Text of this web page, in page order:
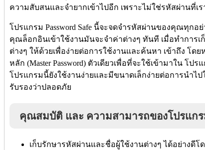
ความสับสนและจำยากเข้าไปอีก เพราะไม่ใช่รหัสผ่านที่เร
โปรแกรม Password Safe นี้จะจดจำรหัสผ่านของคุณทุกอ
คุณล็อกอินเข้าใช้งานมันจะจำค่าต่างๆ ทันที เมื่อทำการ
ต่างๆ ให้ด้วยเพื่อง่ายต่อการใช้งานและค้นหา เข้าถึง โด
หลัก (Master Password) ตัวเดียวเพื่อที่จะใช้เข้ามาใน โป
โปรแกรมนี้ยังใช้งานง่ายและมีขนาดเล็กง่ายต่อการนำไ
รับรองว่าปลอดภัย
คุณสมบัติ และ ความสามารถของโปรแกร
เก็บรักษารหัสผ่านและชื่อผู้ใช้งานต่างๆ ได้อย่างดี